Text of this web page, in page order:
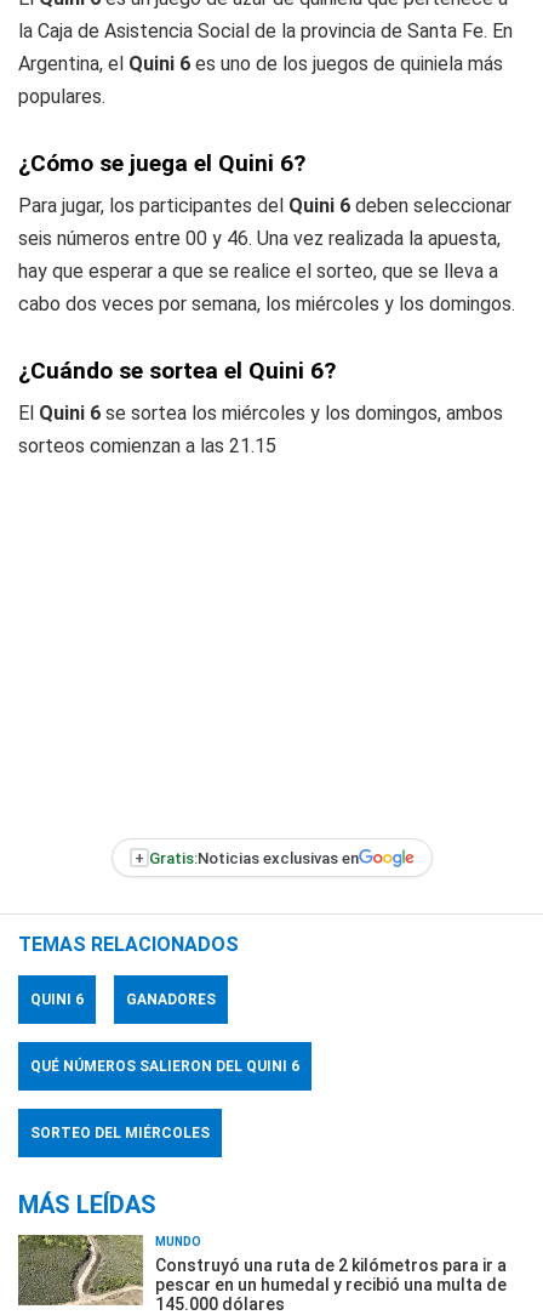
la Caja de Asistencia Social de la provincia de Santa Fe. En
Argentina, el Quini 6 es uno de los juegos de quiniela más
populares.
¿Cómo se juega el Quini 6?
Para jugar, los participantes del Quini 6 deben seleccionar
seis números entre 00 y 46. Una vez realizada la apuesta,
hay que esperar a que se realice el sorteo, que se lleva a
cabo dos veces por semana, los miércoles y los domingos.
¿Cuándo se sortea el Quini 6?
El Quini 6 se sortea los miércoles y los domingos, ambos
sorteos comienzan a las 21.15
+ Gratis:Noticias exclusivas en
TEMAS RELACIONADOS
QUINI 6 GANADORES
QUÉ NÚMEROS SALIERON DEL QUINI 6
SORTEO DEL MIÉRCOLES
MÁS LEÍDAS
MUNDO
Construyó una ruta de 2 kilómetros para ir a
pescar en un humedal y recibió una multa de
145.000 dólares